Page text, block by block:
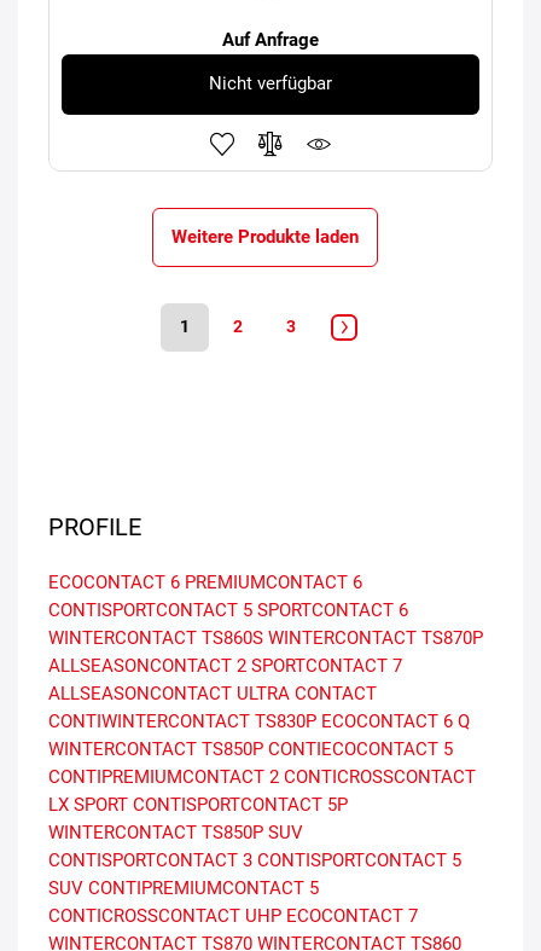
Auf Anfrage
Nicht verfügbar
Weitere Produkte laden
1 2 3
PROFILE
ECOCONTACT 6 PREMIUMCONTACT 6
CONTISPORTCONTACT 5 SPORTCONTACT 6
WINTERCONTACT TS860S WINTERCONTACT TS870P
ALLSEASONCONTACT 2 SPORTCONTACT 7
ALLSEASONCONTACT ULTRA CONTACT
CONTIWINTERCONTACT TS830P ECOCONTACT 6 Q
WINTERCONTACT TS850P CONTIECOCONTACT 5
CONTIPREMIUMCONTACT 2 CONTICROSSCONTACT
LX SPORT CONTISPORTCONTACT 5P
WINTERCONTACT TS850P SUV
CONTISPORTCONTACT 3 CONTISPORTCONTACT 5
SUV CONTIPREMIUMCONTACT 5
CONTICROSSCONTACT UHP ECOCONTACT 7
WINTERCONTACT TS870 WINTERCONTACT TS860